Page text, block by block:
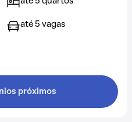
até 5 vagas
próximos